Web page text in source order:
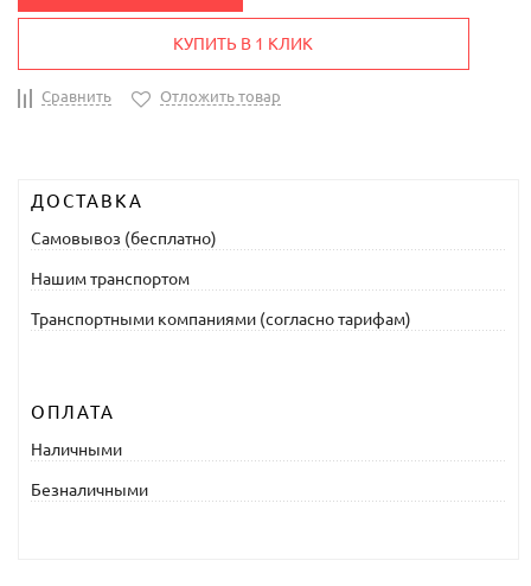
КУПИТЬ В 1 КЛИК
Сравнить Отложить товар
ДОСТАВКА
Самовывоз (бесплатно)
Нашим транспортом
Транспортными компаниями (согласно тарифам)
ОПЛАТА
Наличными
Безналичными